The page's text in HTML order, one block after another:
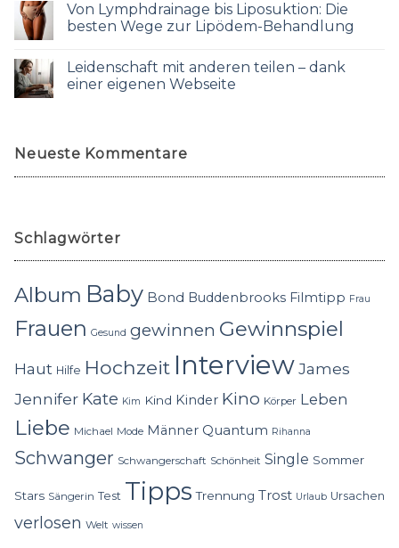
Von Lymphdrainage bis Liposuktion: Die
besten Wege zur Lipödem-Behandlung
Leidenschaft mit anderen teilen – dank
einer eigenen Webseite
Neueste Kommentare
Schlagwörter
Album Baby Bond Buddenbrooks Filmtipp Frau
Frauen Gesund gewinnen Gewinnspiel
Haut Hilfe Hochzeit InterviewJames
Jennifer Kate Kim Kind Kinder Kino Körper Leben
Liebe Michael Mode Männer Quantum Rihanna
Schwanger Schwangerschaft Schönheit Single Sommer
Stars Sängerin Test Tipps Trennung Trost Urlaub Ursachen
verlosen Welt wissen